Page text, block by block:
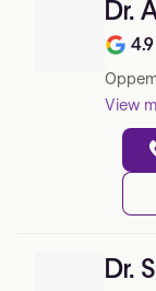
Dr.
Note
4.9
View
Dr.